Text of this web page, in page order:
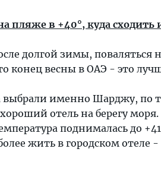
в +40°, куда сходить
долгой зимы, поваляться
конец весны в ОАЭ - это
выбрали именно Шарджу, по
отель на берегу
поднималась до
жить в городском отеле -